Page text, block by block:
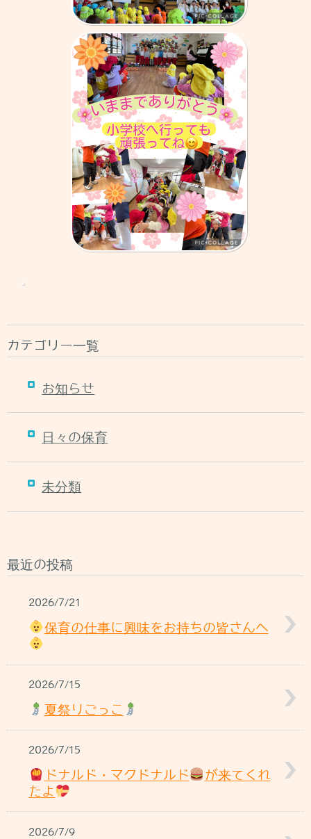
カテゴリー一覧
お知らせ
日々の保育
未分類
最近の投稿
2026/7/21
保育の仕事に興味をお持ちの皆さんへ
2026/7/15
夏祭りごっこ
2026/7/15
ドナルド・マクドナルド
が来てくれ
たよ
2026/7/9